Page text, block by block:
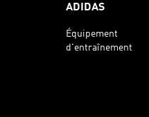
ADIDAS
Équipement
d'entraînement